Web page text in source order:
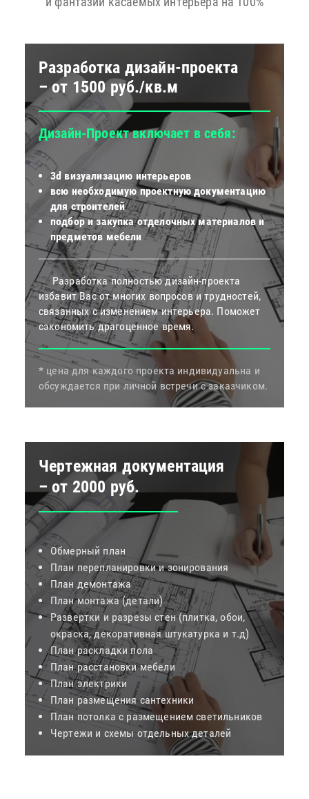
Разработка дизайн-проекта
– от 1500 руб./кв.м
Дизайн-Проект включает в себя:
3d визуализацию интерьеров
всю необходимую проектную документацию
для строителей
подбор и закупка отделочных материалов и
предметов мебели
Разработка полностью дизайн-проекта
избавит Вас от многих вопросов и трудностей,
связанных с изменением интерьера. Поможет
сэкономить драгоценное время.
* цена для каждого проекта индивидуальна и
обсуждается при личной встречи с заказчиком.
Чертежная документация
– от 2000 руб.
Обмерный план
План перепланировки и зонирования
План демонтажа
План монтажа (детали)
Развертки и разрезы стен (плитка, обои,
окраска, декоративная штукатурка и т.д)
План раскладки пола
План расстановки мебели
План электрики
План размещения сантехники
План потолка с размещением светильников
Чертежи и схемы отдельных деталей